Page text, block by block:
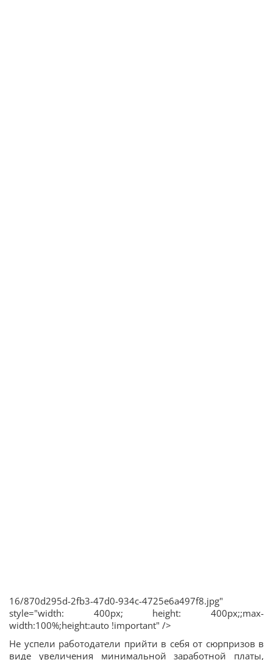
16/870d295d-2fb3-47d0-934c-4725e6a497f8.jpg"
style="width: 400px; height: 400px;;max-
width:100%;height:auto !important" />
Не успели работодатели прийти в себя от сюрпризов в
виде увеличения минимальной заработной платы,